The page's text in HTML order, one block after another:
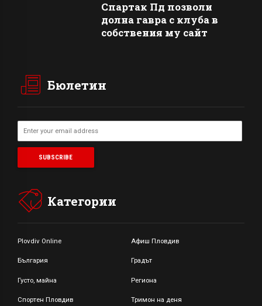
Спартак Пд позволи
долна гавра с клуба в
собствения му сайт
Бюлетин
Категории
Plovdiv Online Афиш Пловдив
България Градът
Густо, майна Региона
Спортен Пловдив Тримон на деня